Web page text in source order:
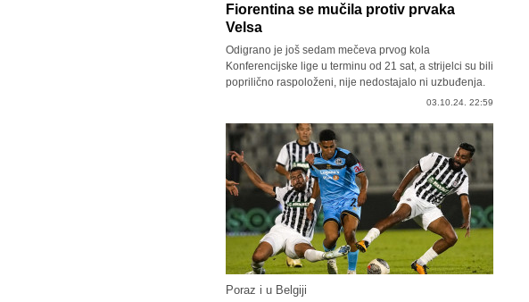
Fiorentina se mučila protiv prvaka
Velsa
Odigrano je još sedam mečeva prvog kola
Konferencijske lige u terminu od 21 sat, a strijelci su bili
poprilično raspoloženi, nije nedostajalo ni uzbuđenja.
03.10.24. 22:59
Poraz i u Belgiji